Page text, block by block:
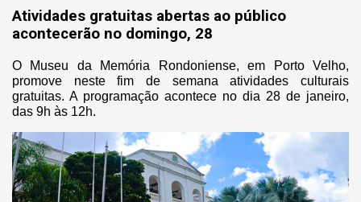
Atividades gratuitas abertas ao público
acontecerão no domingo, 28
O Museu da Memória Rondoniense, em Porto Velho,
promove neste fim de semana atividades culturais
gratuitas. A programação acontece no dia 28 de janeiro,
das 9h às 12h.